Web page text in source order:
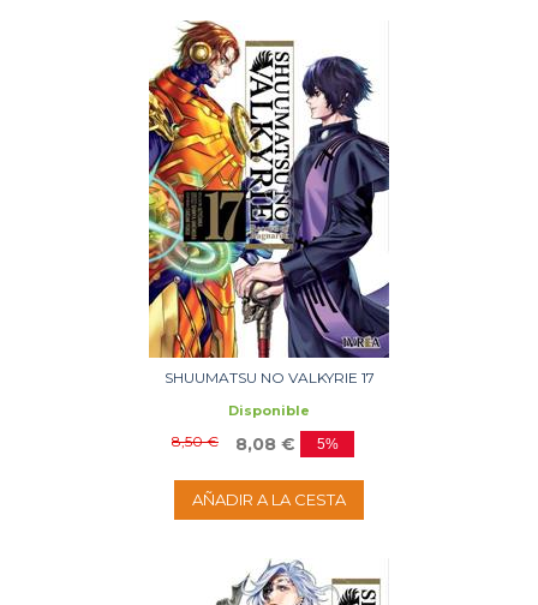
SHUUMATSU NO VALKYRIE 17
Disponible
8,50 € 8,08 € 5%
AÑADIR A LA CESTA